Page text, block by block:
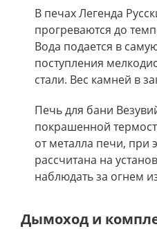
В печах Легенда
прогреваются до
Вода подается в
поступления
стали. Вес камней в
Печь для бани
покрашенной
от металла печи, при
рассчитана на
наблюдать за огнем
Дымоход и